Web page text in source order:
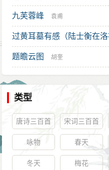
九芙蓉峰 袁甫
过黄耳墓有感（陆士衡在
题瞻云图 胡奎
类型
唐诗三百首 宋词三百首
咏物 春天
冬天 梅花